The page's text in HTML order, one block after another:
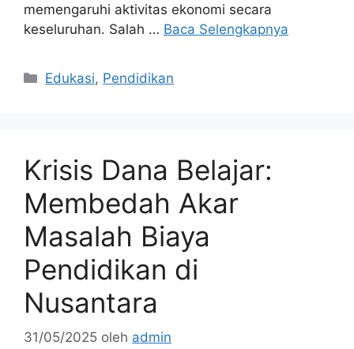
memengaruhi aktivitas ekonomi secara
keseluruhan. Salah … Baca Selengkapnya
Kategori
Edukasi, Pendidikan
Krisis Dana Belajar:
Membedah Akar
Masalah Biaya
Pendidikan di
Nusantara
31/05/2025 oleh admin